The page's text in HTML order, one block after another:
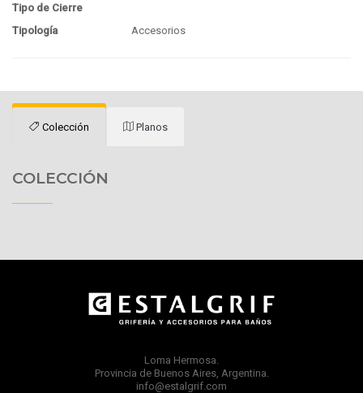
Tipo de Cierre
Tipología
Accesorios
Colección Planos
COLECCIÓN
Loma Hermosa.
Provincia de Buenos Aires, Argentina.
info@estalgrif.com